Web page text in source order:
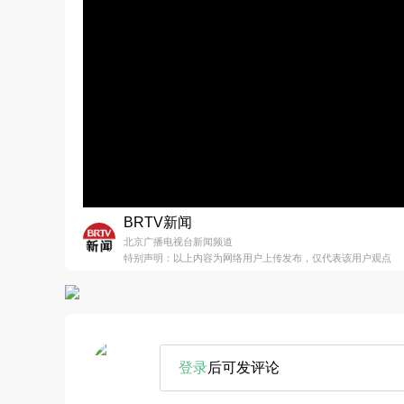
BRTV新闻
北京广播电视台新闻频道
特别声明：以上内容为网络用户上传发布，仅代表该用户观点
登录后可发评论